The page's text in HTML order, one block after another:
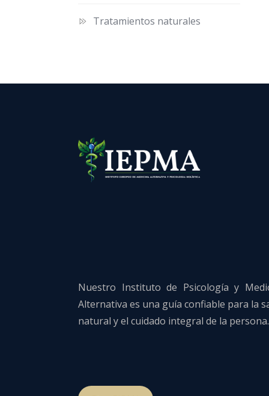
Tratamientos naturales
Nuestro Instituto de Psicología y
Alternativa es una guía confiable para la
natural y el cuidado integral de la persona.